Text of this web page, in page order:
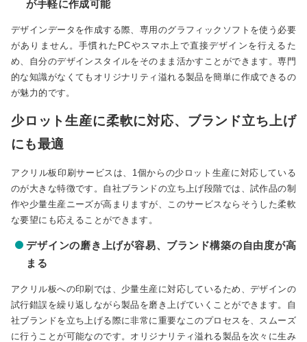
が手軽に作成可能
デザインデータを作成する際、専用のグラフィックソフトを使う必要
がありません。手慣れたPCやスマホ上で直接デザインを行えるた
め、自分のデザインスタイルをそのまま活かすことができます。専門
的な知識がなくてもオリジナリティ溢れる製品を簡単に作成できるの
が魅力的です。
少ロット生産に柔軟に対応、ブランド立ち上げ
にも最適
アクリル板印刷サービスは、1個からの少ロット生産に対応している
のが大きな特徴です。自社ブランドの立ち上げ段階では、試作品の制
作や少量生産ニーズが高まりますが、このサービスならそうした柔軟
な要望にも応えることができます。
デザインの磨き上げが容易、ブランド構築の自由度が高
まる
アクリル板への印刷では、少量生産に対応しているため、デザインの
試行錯誤を繰り返しながら製品を磨き上げていくことができます。自
社ブランドを立ち上げる際に非常に重要なこのプロセスを、スムーズ
に行うことが可能なのです。オリジナリティ溢れる製品を次々に生み